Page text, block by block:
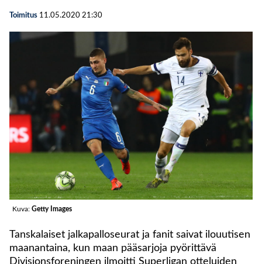
Toimitus 11.05.2020 21:30
Kuva: Getty Images
Tanskalaiset jalkapalloseurat ja fanit saivat ilouutisen
maanantaina, kun maan pääsarjoja pyörittävä
Divisionsforeningen ilmoitti Superligan otteluiden